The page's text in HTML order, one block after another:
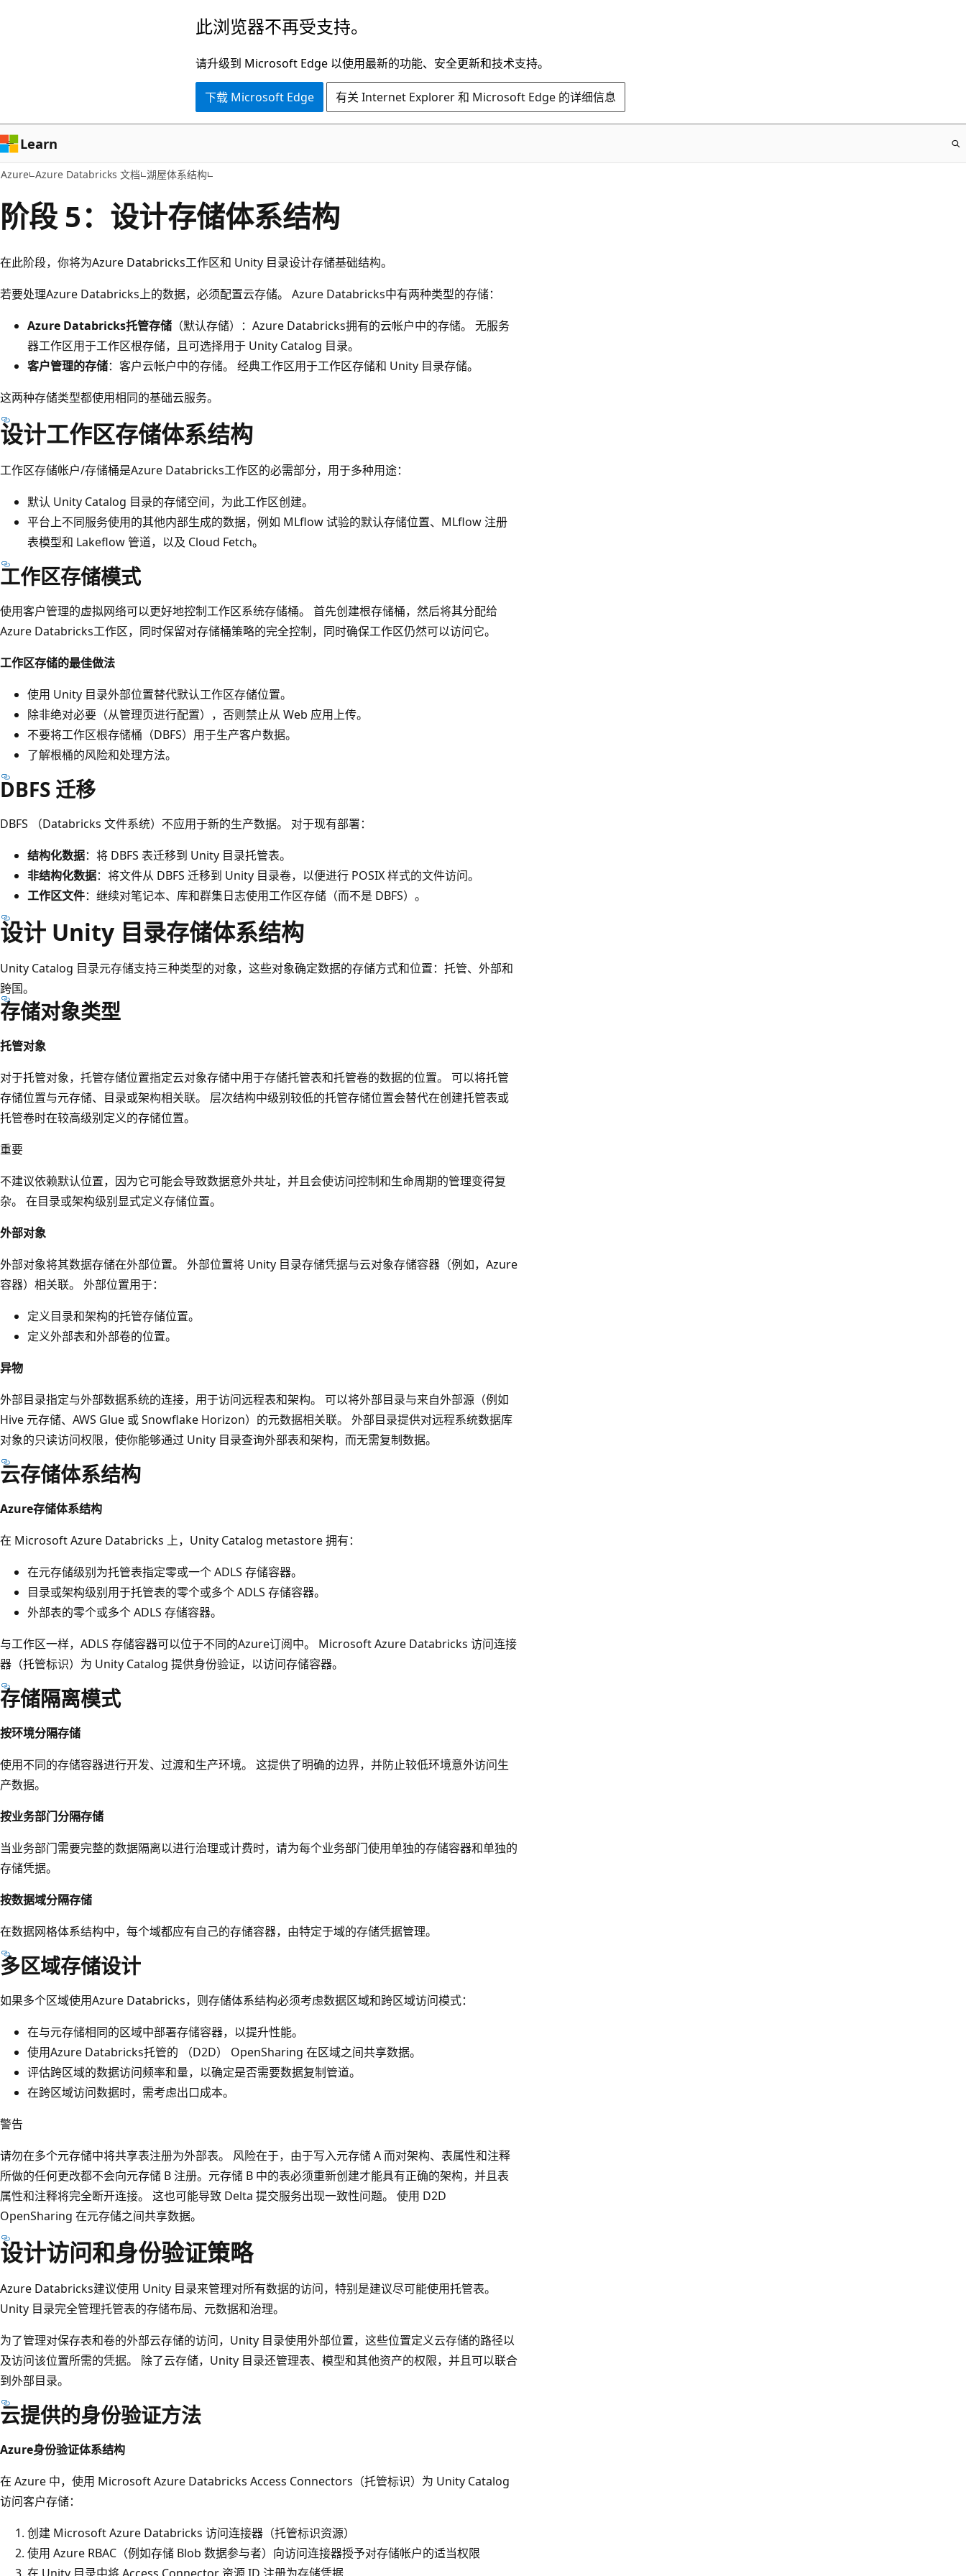
容
此浏览器不再受支持。
请升级到 Microsoft Edge 以使用最新的功能、安全更新和技术支持。
下载 Microsoft Edge 有关 Internet Explorer 和 Microsoft Edge 的详细信息
Learn
Azure Azure Databricks 文档 湖屋体系结构
阶段 5：设计存储体系结构
在此阶段，你将为Azure Databricks工作区和 Unity 目录设计存储基础结构。
若要处理Azure Databricks上的数据，必须配置云存储。 Azure Databricks中有两种类型的存储：
Azure Databricks托管存储 （默认存储）：Azure Databricks拥有的云帐户中的存储。 无服务
器工作区用于工作区根存储，且可选择用于 Unity Catalog 目录。
客户管理的存储：客户云帐户中的存储。 经典工作区用于工作区存储和 Unity 目录存储。
这两种存储类型都使用相同的基础云服务。
设计工作区存储体系结构
工作区存储帐户/存储桶是Azure Databricks工作区的必需部分，用于多种用途：
默认 Unity Catalog 目录的存储空间，为此工作区创建。
平台上不同服务使用的其他内部生成的数据，例如 MLflow 试验的默认存储位置、MLflow 注册
表模型和 Lakeflow 管道，以及 Cloud Fetch。
工作区存储模式
使用客户管理的虚拟网络可以更好地控制工作区系统存储桶。 首先创建根存储桶，然后将其分配给
Azure Databricks工作区，同时保留对存储桶策略的完全控制，同时确保工作区仍然可以访问它。
工作区存储的最佳做法
使用 Unity 目录外部位置替代默认工作区存储位置。
除非绝对必要（从管理页进行配置），否则禁止从 Web 应用上传。
不要将工作区根存储桶（DBFS）用于生产客户数据。
了解根桶的风险和处理方法。
DBFS 迁移
DBFS （Databricks 文件系统）不应用于新的生产数据。 对于现有部署：
结构化数据：将 DBFS 表迁移到 Unity 目录托管表。
非结构化数据：将文件从 DBFS 迁移到 Unity 目录卷，以便进行 POSIX 样式的文件访问。
工作区文件：继续对笔记本、库和群集日志使用工作区存储（而不是 DBFS）。
设计 Unity 目录存储体系结构
Unity Catalog 目录元存储支持三种类型的对象，这些对象确定数据的存储方式和位置：托管、外部和
跨国。
存储对象类型
托管对象
对于托管对象，托管存储位置指定云对象存储中用于存储托管表和托管卷的数据的位置。 可以将托管
存储位置与元存储、目录或架构相关联。 层次结构中级别较低的托管存储位置会替代在创建托管表或
托管卷时在较高级别定义的存储位置。
重要
不建议依赖默认位置，因为它可能会导致数据意外共址，并且会使访问控制和生命周期的管理变得复
杂。 在目录或架构级别显式定义存储位置。
外部对象
外部对象将其数据存储在外部位置。 外部位置将 Unity 目录存储凭据与云对象存储容器（例如，Azure
容器）相关联。 外部位置用于：
定义目录和架构的托管存储位置。
定义外部表和外部卷的位置。
异物
外部目录指定与外部数据系统的连接，用于访问远程表和架构。 可以将外部目录与来自外部源（例如
Hive 元存储、AWS Glue 或 Snowflake Horizon）的元数据相关联。 外部目录提供对远程系统数据库
对象的只读访问权限，使你能够通过 Unity 目录查询外部表和架构，而无需复制数据。
云存储体系结构
Azure存储体系结构
在 Microsoft Azure Databricks 上，Unity Catalog metastore 拥有：
在元存储级别为托管表指定零或一个 ADLS 存储容器。
目录或架构级别用于托管表的零个或多个 ADLS 存储容器。
外部表的零个或多个 ADLS 存储容器。
与工作区一样，ADLS 存储容器可以位于不同的Azure订阅中。 Microsoft Azure Databricks 访问连接
器（托管标识）为 Unity Catalog 提供身份验证，以访问存储容器。
存储隔离模式
按环境分隔存储
使用不同的存储容器进行开发、过渡和生产环境。 这提供了明确的边界，并防止较低环境意外访问生
产数据。
按业务部门分隔存储
当业务部门需要完整的数据隔离以进行治理或计费时，请为每个业务部门使用单独的存储容器和单独的
存储凭据。
按数据域分隔存储
在数据网格体系结构中，每个域都应有自己的存储容器，由特定于域的存储凭据管理。
多区域存储设计
如果多个区域使用Azure Databricks，则存储体系结构必须考虑数据区域和跨区域访问模式：
在与元存储相同的区域中部署存储容器，以提升性能。
使用Azure Databricks托管的 （D2D） OpenSharing 在区域之间共享数据。
评估跨区域的数据访问频率和量，以确定是否需要数据复制管道。
在跨区域访问数据时，需考虑出口成本。
警告
请勿在多个元存储中将共享表注册为外部表。 风险在于，由于写入元存储 A 而对架构、表属性和注释
所做的任何更改都不会向元存储 B 注册。元存储 B 中的表必须重新创建才能具有正确的架构，并且表
属性和注释将完全断开连接。 这也可能导致 Delta 提交服务出现一致性问题。 使用 D2D
OpenSharing 在元存储之间共享数据。
设计访问和身份验证策略
Azure Databricks建议使用 Unity 目录来管理对所有数据的访问，特别是建议尽可能使用托管表。
Unity 目录完全管理托管表的存储布局、元数据和治理。
为了管理对保存表和卷的外部云存储的访问，Unity 目录使用外部位置，这些位置定义云存储的路径以
及访问该位置所需的凭据。 除了云存储，Unity 目录还管理表、模型和其他资产的权限，并且可以联合
到外部目录。
云提供的身份验证方法
Azure身份验证体系结构
在 Azure 中，使用 Microsoft Azure Databricks Access Connectors（托管标识）为 Unity Catalog
访问客户存储：
创建 Microsoft Azure Databricks 访问连接器（托管标识资源）
使用 Azure RBAC（例如存储 Blob 数据参与者）向访问连接器授予对存储帐户的适当权限
在 Unity 目录中将 Access Connector 资源 ID 注册为存储凭据